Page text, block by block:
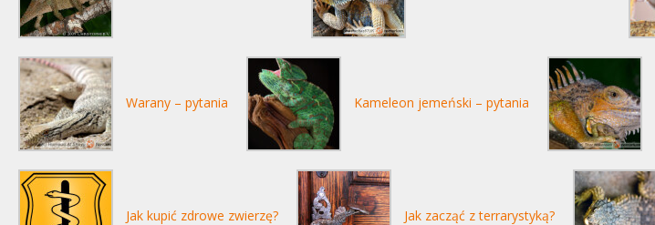
Warany – pytania Kameleon jemeński – pytania
Jak kupić zdrowe zwierzę? Jak zacząć z terrarystyką?